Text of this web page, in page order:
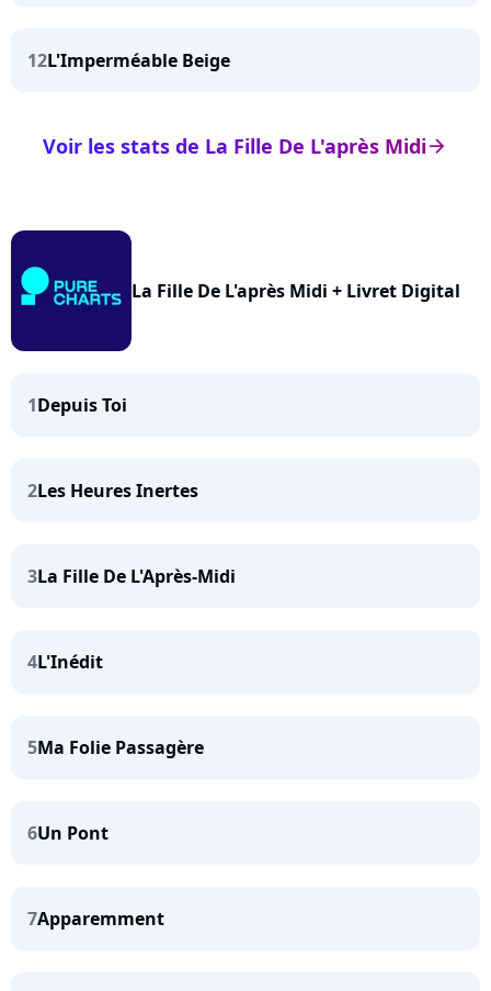
12L'Imperméable Beige
arrow_right
Voir les stats de La Fille De L'après Midi
La Fille De L'après Midi + Livret Digital
1Depuis Toi
2Les Heures Inertes
3La Fille De L'Après-Midi
4L'Inédit
5Ma Folie Passagère
6Un Pont
7Apparemment